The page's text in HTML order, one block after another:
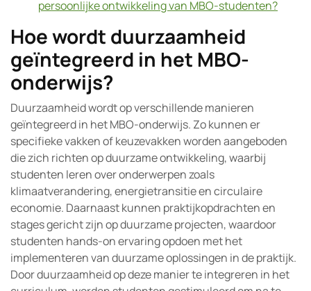
persoonlijke ontwikkeling van MBO-studenten?
Hoe wordt duurzaamheid
geïntegreerd in het MBO-
onderwijs?
Duurzaamheid wordt op verschillende manieren
geïntegreerd in het MBO-onderwijs. Zo kunnen er
specifieke vakken of keuzevakken worden aangeboden
die zich richten op duurzame ontwikkeling, waarbij
studenten leren over onderwerpen zoals
klimaatverandering, energietransitie en circulaire
economie. Daarnaast kunnen praktijkopdrachten en
stages gericht zijn op duurzame projecten, waardoor
studenten hands-on ervaring opdoen met het
implementeren van duurzame oplossingen in de praktijk.
Door duurzaamheid op deze manier te integreren in het